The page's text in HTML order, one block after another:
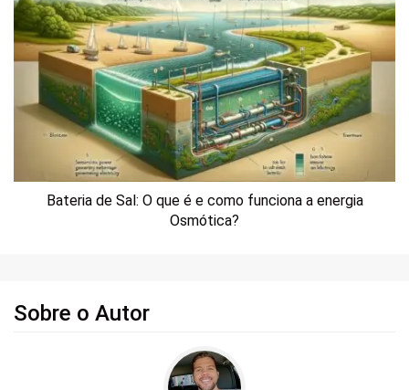
Bateria de Sal: O que é e como funciona a energia
Osmótica?
Sobre o Autor